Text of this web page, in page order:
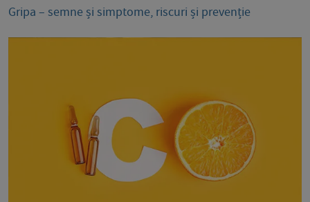
Gripa – semne și simptome, riscuri și prevenție